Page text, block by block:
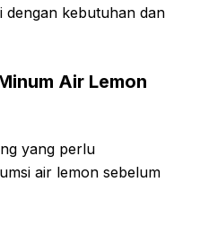
dengan kebutuhan dan
Air Lemon
yang perlu
air lemon sebelum